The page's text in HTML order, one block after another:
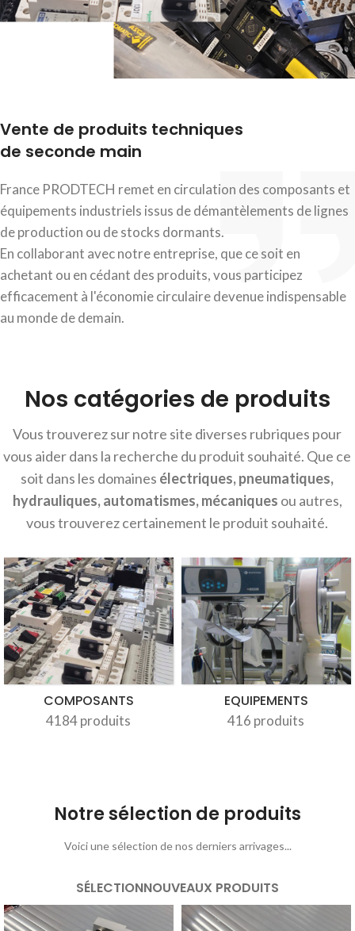
Vente de produits techniques
de seconde main
France PRODTECH remet en circulation des composants et
équipements industriels issus de démantèlements de lignes
de production ou de stocks dormants.
En collaborant avec notre entreprise, que ce soit en
achetant ou en cédant des produits, vous participez
efficacement à l'économie circulaire devenue indispensable
au monde de demain.
Nos catégories de produits
Vous trouverez sur notre site diverses rubriques pour
vous aider dans la recherche du produit souhaité. Que ce
soit dans les domaines électriques, pneumatiques,
hydrauliques, automatismes, mécaniques ou autres,
vous trouverez certainement le produit souhaité.
COMPOSANTS
4184 produits
EQUIPEMENTS
416 produits
Notre sélection de produits
Voici une sélection de nos derniers arrivages...
SÉLECTIONNOUVEAUX PRODUITS